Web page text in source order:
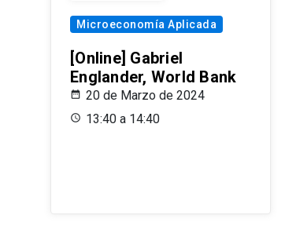
Microeconomía Aplicada
[Online] Gabriel
Englander, World Bank
20 de Marzo de 2024
13:40 a 14:40